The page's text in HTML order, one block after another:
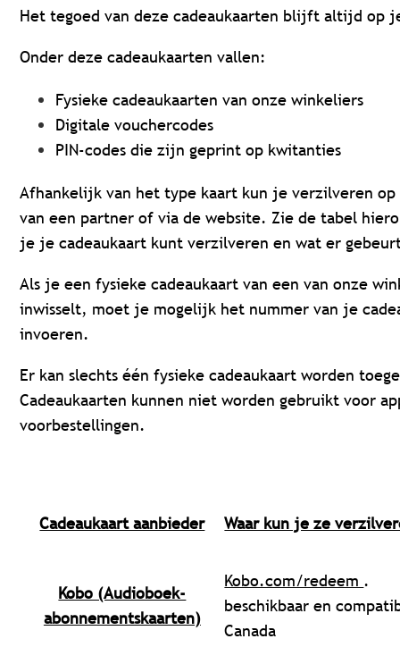
Het tegoed van deze cadeaukaarten blijft altijd op
Onder deze cadeaukaarten vallen:
Fysieke cadeaukaarten van onze winkeliers
Digitale vouchercodes
PIN-codes die zijn geprint op kwitanties
Afhankelijk van het type kaart kun je verzilveren
van een partner of via de website. Zie de tabel
je je cadeaukaart kunt verzilveren en wat er
Als je een fysieke cadeaukaart van een van onze
inwisselt, moet je mogelijk het nummer van je
invoeren.
Er kan slechts één fysieke cadeaukaart worden
Cadeaukaarten kunnen niet worden gebruikt voor
voorbestellingen.
Cadeaukaart aanbieder Waar kun je ze
Kobo (Audioboek-
abonnementskaarten)
Kobo.com/redeem .
beschikbaar en
Canada